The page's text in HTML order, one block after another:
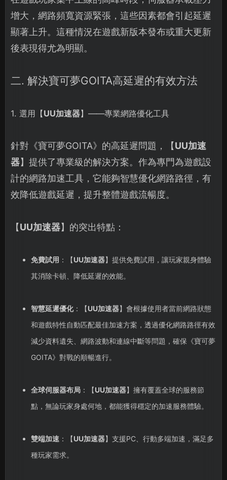
增大，網路頻寬資源緊張，這些因素都會引起延遲
顯著上升。這種情況在遊戲新版本發布或重大更新
後表現得尤為明顯。
二. 解決寶可夢GOITA高延遲的有效方法
1. 選用【UU加速器】——專業網路優化工具
針對《寶可夢GOITA》的高延遲問題，【UU加速
器】提供了專業級的解決方案。作為專門為遊戲設
計的網路加速工具，它能夠智慧優化網路路徑，有
效降低遊戲延遲，提升整體遊戲流暢度。
【UU加速器】的突出特點：
免費試用 ：【UU加速器】提供免費試用，讓玩家親身體驗
其消除卡頓、降低延遲的效能。
智慧延遲優化：【UU加速器】會根據使用者當前網路狀態
和遊戲特性自動匹配最佳加速方案，透過優化網路路徑有效
減少資料遺失、網路波動和連線中斷等問題，確保《寶可夢
GOITA》對戰的順暢進行。
全球伺服器布局：【UU加速器】擁有覆蓋全球的服務節
點，無論玩家身處何地，都能獲得穩定的加速服務體驗。
雙端加速：【UU加速器】支援PC、行動多端加速，滿足多
種玩家需求。